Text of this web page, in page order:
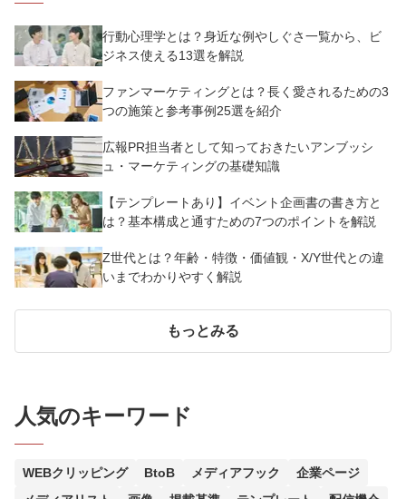
行動心理学とは？身近な例やしぐさ一覧から、ビ
ジネス使える13選を解説
ファンマーケティングとは？長く愛されるための3
つの施策と参考事例25選を紹介
広報PR担当者として知っておきたいアンブッシ
ュ・マーケティングの基礎知識
【テンプレートあり】イベント企画書の書き方と
は？基本構成と通すための7つのポイントを解説
Z世代とは？年齢・特徴・価値観・X/Y世代との違
いまでわかりやすく解説
もっとみる
人気のキーワード
WEBクリッピング BtoB メディアフック
企業ページ